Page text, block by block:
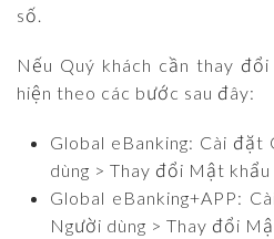
số.
Nếu Quý khách cần thay
hiện theo các bước sau đây:
Global eBanking: Cài
dùng > Thay đổi Mật khẩu
Global eBanking+APP:
Người dùng > Thay đổi